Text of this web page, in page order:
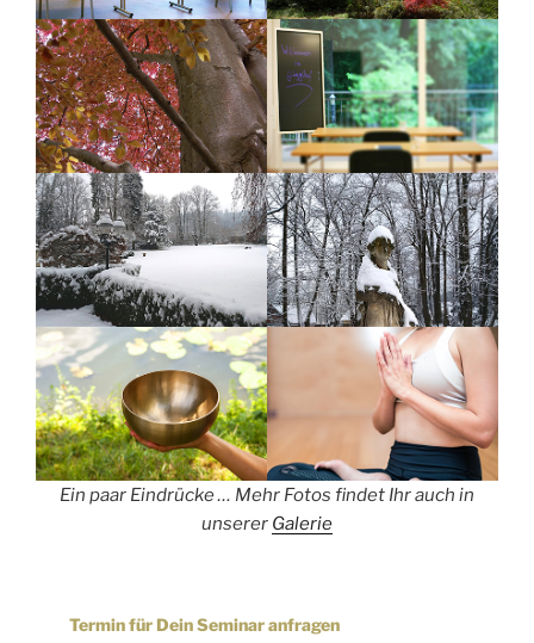
Ein paar Eindrücke … Mehr Fotos findet Ihr auch in
unserer Galerie
Termin für Dein Seminar anfragen